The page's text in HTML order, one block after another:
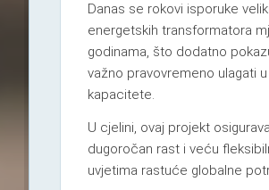
Danas se rokovi isporuke
energetskih transformatora
godinama, što dodatno
važno pravovremeno ulagati
kapacitete.
U cjelini, ovaj projekt
dugoročan rast i veću
uvjetima rastuće globalne